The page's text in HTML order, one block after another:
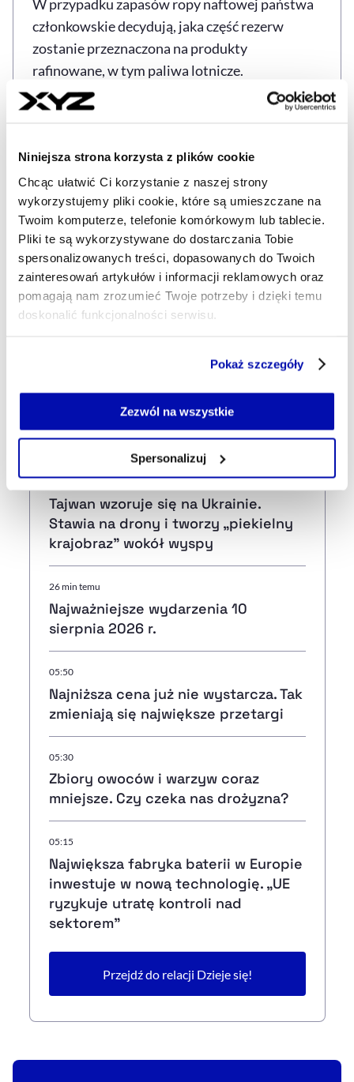
Niniejsza strona korzysta z plików cookie
Chcąc ułatwić Ci korzystanie z naszej strony
wykorzystujemy pliki cookie, które są umieszczane na
Twoim komputerze, telefonie komórkowym lub tablecie.
Pliki te są wykorzystywane do dostarczania Tobie
spersonalizowanych treści, dopasowanych do Twoich
zainteresowań artykułów i informacji reklamowych oraz
pomagają nam zrozumieć Twoje potrzeby i dzięki temu
doskonalić funkcjonalności serwisu.
Jeżeli nie wyrażasz zgody na zapisywanie plików cookie,
możesz łatwo zarządzać swoimi uprawnieniami, np. we
własnej przeglądarce internetowej lub po wybraniu opcji
naszejPolityce Prywatności.
Pokaż szczegóły
Zezwól na wszystkie
Spersonalizuj
W przypadku zapasów ropy naftowej państwa
członkowskie decydują, jaka część rezerw
zostanie przeznaczona na produkty
rafinowane, w tym paliwa lotnicze.
Źródło: PAP
Najnowsze
3 min temu
Tajwan wzoruje się na Ukrainie.
Stawia na drony i tworzy „piekielny
krajobraz" wokół wyspy
26 min temu
Najważniejsze wydarzenia 10
sierpnia 2026 r.
05:50
Najniższa cena już nie wystarcza. Tak
zmieniają się największe przetargi
05:30
Zbiory owoców i warzyw coraz
mniejsze. Czy czeka nas drożyzna?
05:15
Największa fabryka baterii w Europie
inwestuje w nową technologię. „UE
ryzykuje utratę kontroli nad
sektorem”
Przejdź do relacji Dzieje się!
Tagi GOSPODARKA PALIWO LOTNICZE
Udostępnij Kopiuj link artykułu
Udostępnij na LinkedIn
Udostępnij na Twitterze
Udostępnij na
Udostępnij